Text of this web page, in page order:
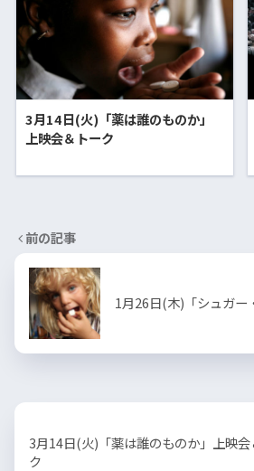
3月14日(火)「薬は誰のものか」
上映会＆トーク
前の記事
1月26日(木)「シュガー
3月14日(火)「薬は誰のものか」上映会
ク